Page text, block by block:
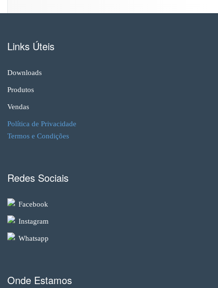
Links Úteis
Downloads
Produtos
Vendas
Política de Privacidade
Termos e Condições
Redes Sociais
Facebook
Instagram
Whatsapp
Onde Estamos